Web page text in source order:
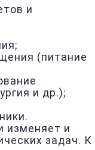
и
(питание
и др.);
изменяет и
задач. К